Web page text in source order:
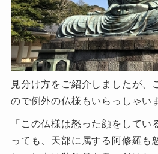
見分け方をご紹介しましたが、
ので例外の仏様もいらっしゃい
「この仏様は怒った顔をしてい
っても、天部に属する阿修羅も